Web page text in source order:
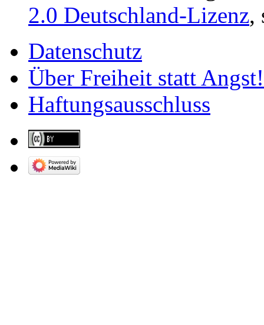
2.0 Deutschland-Lizenz,
Datenschutz
Über Freiheit statt Angst!
Haftungsausschluss